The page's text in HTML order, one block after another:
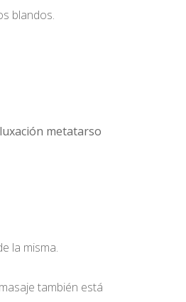
blandos.
metatarso
la misma.
también está